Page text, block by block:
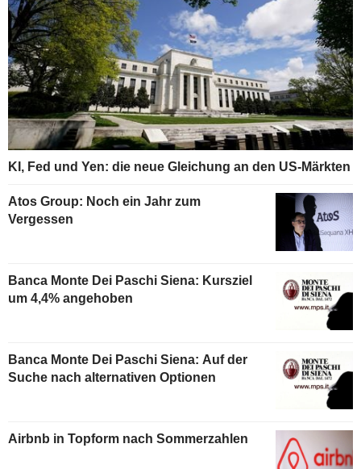
KI, Fed und Yen: die neue Gleichung an den US-Märkten
Atos Group: Noch ein Jahr zum
Vergessen
Banca Monte Dei Paschi Siena: Kursziel
um 4,4% angehoben
Banca Monte Dei Paschi Siena: Auf der
Suche nach alternativen Optionen
Airbnb in Topform nach Sommerzahlen